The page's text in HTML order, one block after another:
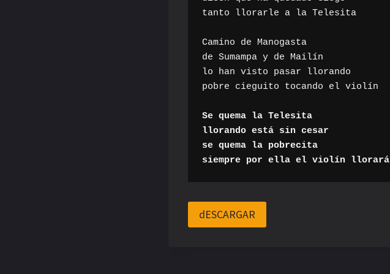
tanto llorarle a la Telesita
Camino de Manogasta
de Sumampa y de Mailín
lo han visto pasar llorando
pobre cieguito tocando el violín
Se quema la Telesita
llorando está sin cesar
se quema la pobrecita
siempre por ella el violín llorará
dESCARGAR